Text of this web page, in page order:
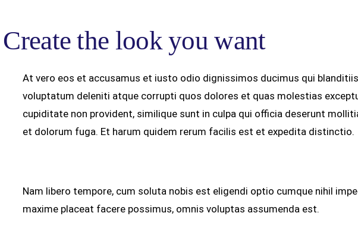
Create the look you want
At vero eos et accusamus et iusto odio dignissimos ducimus qui
voluptatum deleniti atque corrupti quos dolores et quas molestias
cupiditate non provident, similique sunt in culpa qui officia deserunt
et dolorum fuga. Et harum quidem rerum facilis est et expedita distinctio.
Nam libero tempore, cum soluta nobis est eligendi optio cumque nihil
maxime placeat facere possimus, omnis voluptas assumenda est.